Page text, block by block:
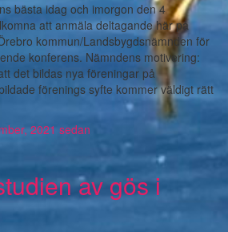
bästa idag och imorgon den 4
att anmäla deltagande här på
kommun/Landsbygdsnämnden för
konferens. Nämndens motivering:
det bildas nya föreningar på
förenings syfte kommer väldigt rätt
2021 sedan
av gös i